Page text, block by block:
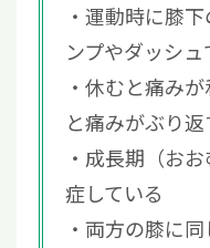
運動時に膝
ンプやダッシュ
休むと痛み
と痛みがぶり返
成長期（お
症している
両方の膝に